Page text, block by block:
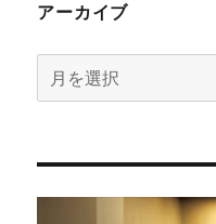
アーカイブ
ー
イ